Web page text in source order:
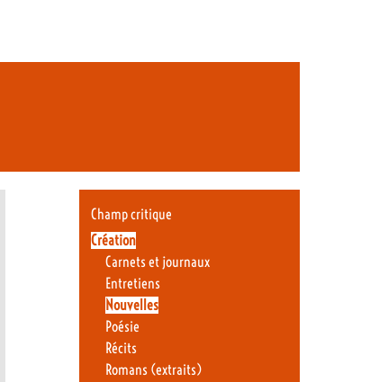
Champ critique
Création
Carnets et journaux
Entretiens
Nouvelles
Poésie
Récits
Romans (extraits)